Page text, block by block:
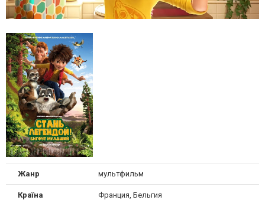
Жанр мультфильм
Країна Франция, Бельгия